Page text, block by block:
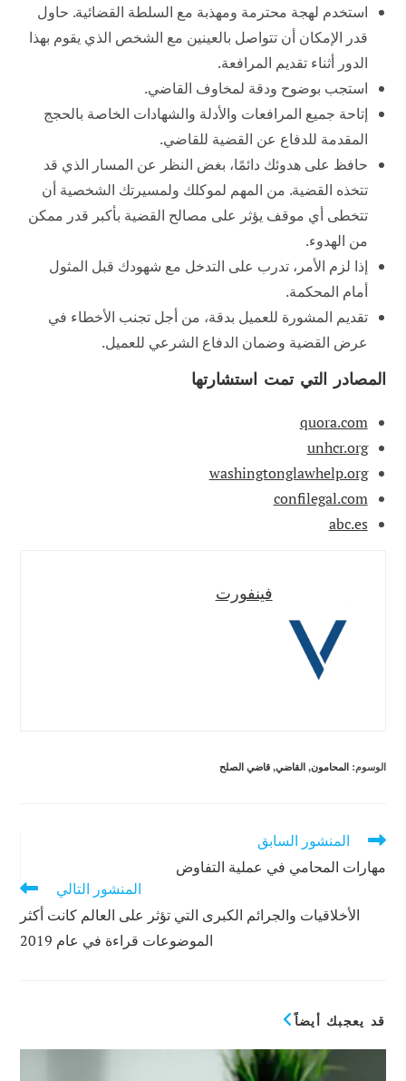
استخدم لهجة محترمة ومهذبة مع السلطة القضائية. حاول
قدر الإمكان أن تتواصل بالعينين مع الشخص الذي يقوم بهذا
الدور أثناء تقديم المرافعة.
استجب بوضوح ودقة لمخاوف القاضي.
إتاحة جميع المرافعات والأدلة والشهادات الخاصة بالحجج
المقدمة للدفاع عن القضية للقاضي.
حافظ على هدوئك دائمًا، بغض النظر عن المسار الذي قد
تتخذه القضية. من المهم لموكلك ولمسيرتك الشخصية أن
تتخطى أي موقف يؤثر على مصالح القضية بأكبر قدر ممكن
من الهدوء.
إذا لزم الأمر، تدرب على التدخل مع شهودك قبل المثول
أمام المحكمة.
تقديم المشورة للعميل بدقة، من أجل تجنب الأخطاء في
عرض القضية وضمان الدفاع الشرعي للعميل.
المصادر التي تمت استشارتها
quora.com
unhcr.org
washingtonglawhelp.org
confilegal.com
abc.es
فينفورت
الوسوم:المحامون, القاضي, قاضي الصلح
قراءة
من
المنشور السابق
مهارات المحامي في عملية التفاوض
المنشور التالي
الأخلاقيات والجرائم الكبرى التي تؤثر على العالم كانت أكثر
الموضوعات قراءة في عام 2019
قد يعجبك أيضاً